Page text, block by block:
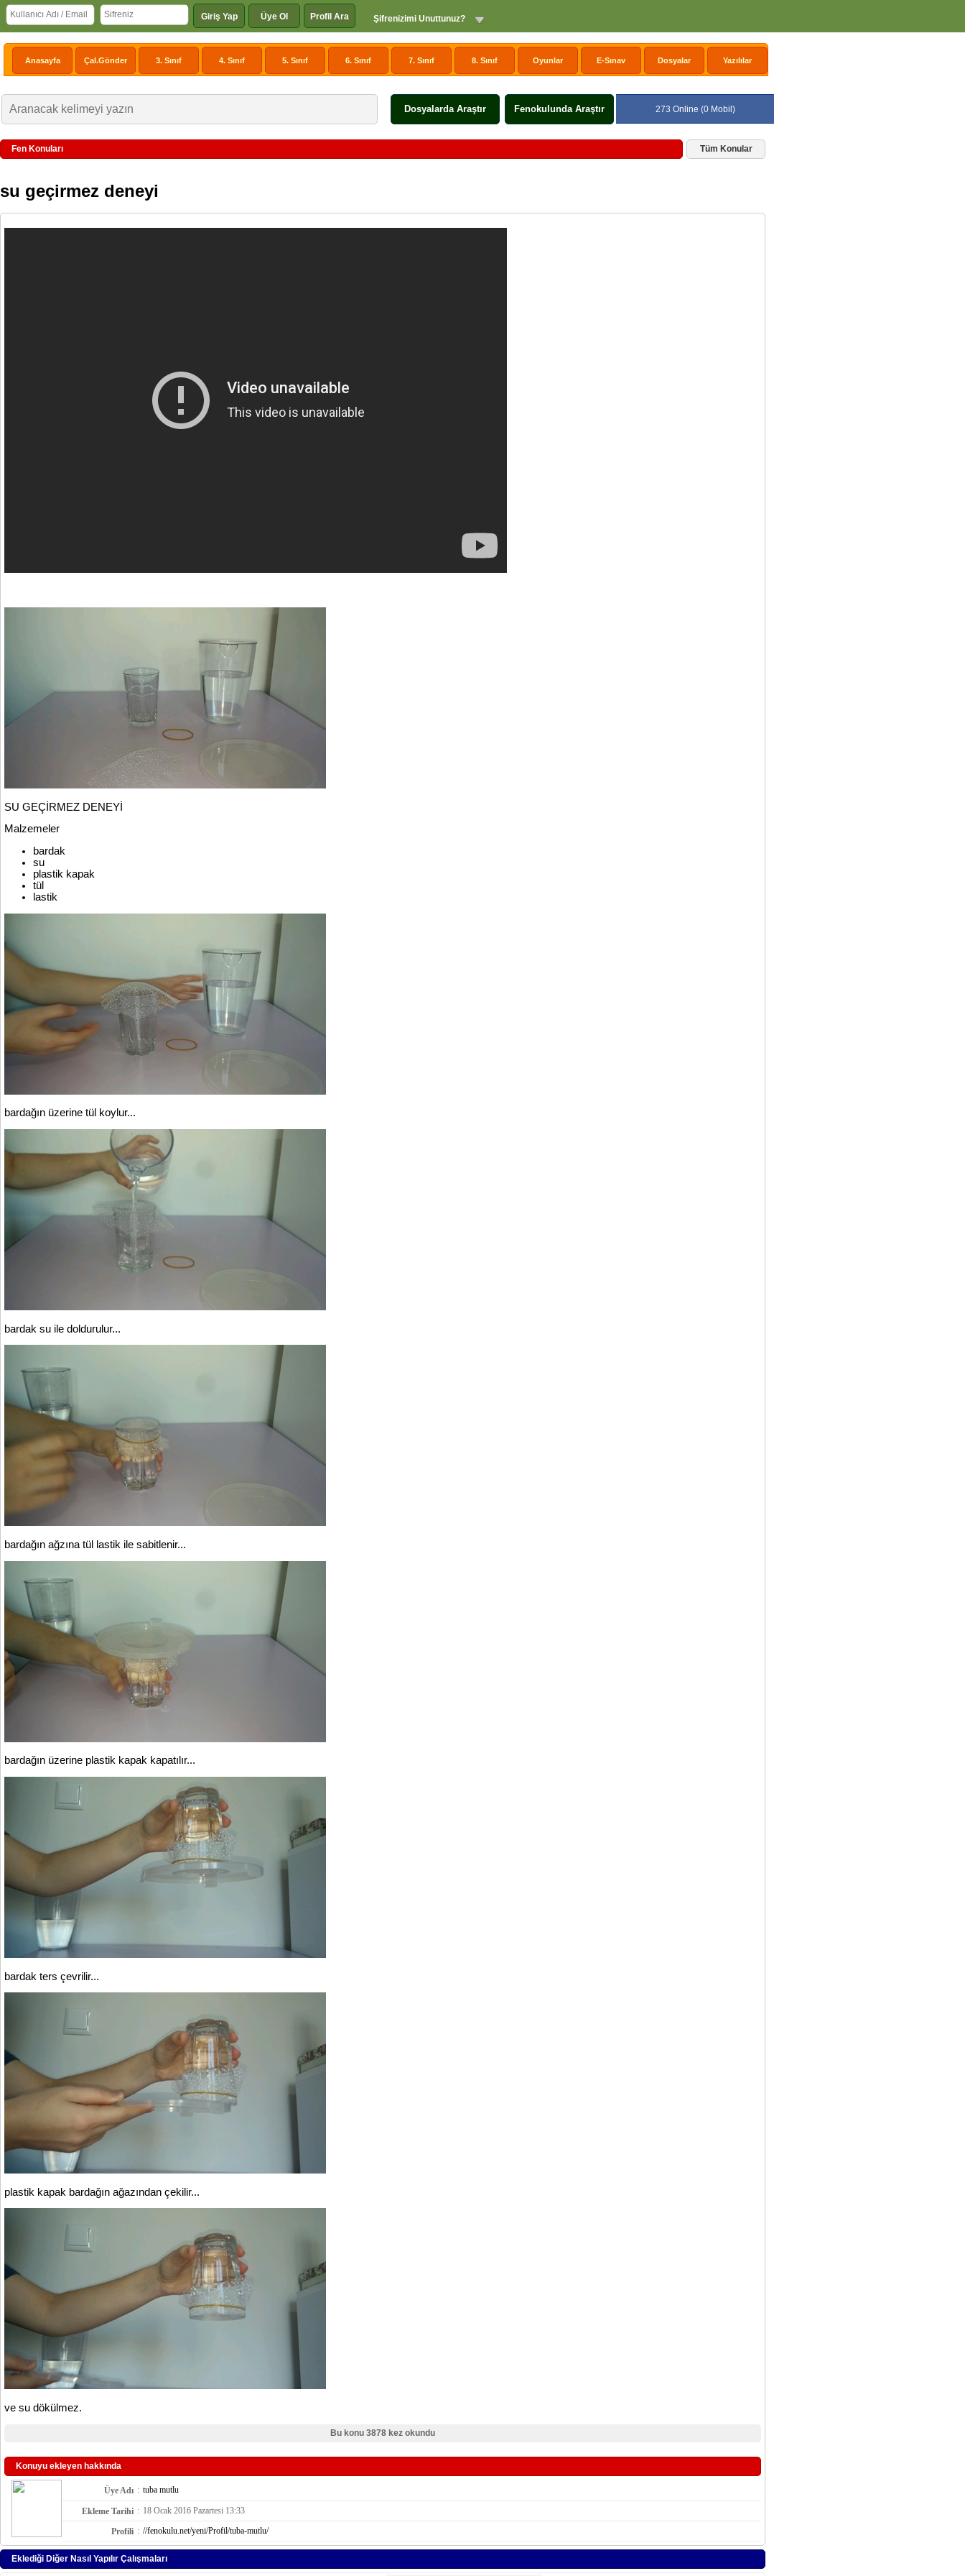
Giriş Yap Üye Ol Profil Ara Şifrenizimi Unuttunuz?
Anasayfa Çal.Gönder 3. Sınıf 4. Sınıf 5. Sınıf 6. Sınıf 7. Sınıf 8. Sınıf Oyunlar E-Sınav Dosyalar Yazılılar
Dosyalarda Araştır Fenokulunda Araştır 273 Online (0 Mobil)
Fen Konuları Tüm Konular
su geçirmez deneyi
SU GEÇİRMEZ DENEYİ
Malzemeler
bardak
su
plastik kapak
tül
lastik
bardağın üzerine tül koylur...
bardak su ile doldurulur...
bardağın ağzına tül lastik ile sabitlenir...
bardağın üzerine plastik kapak kapatılır...
bardak ters çevrilir...
plastik kapak bardağın ağazından çekilir...
ve su dökülmez.
Bu konu 3878 kez okundu
Konuyu ekleyen hakkında
Üye Adı : tuba mutlu
Ekleme Tarihi : 18 Ocak 2016 Pazartesi 13:33
Profili : //fenokulu.net/yeni/Profil/tuba-mutlu/
Eklediği Diğer Nasıl Yapılır Çalışmaları